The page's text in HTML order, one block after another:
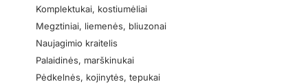
Komplektukai, kostiumėliai
Megztiniai, liemenės, bliuzonai
Naujagimio kraitelis
Palaidinės, marškinukai
Pėdkelnės, kojinytės, tepukai